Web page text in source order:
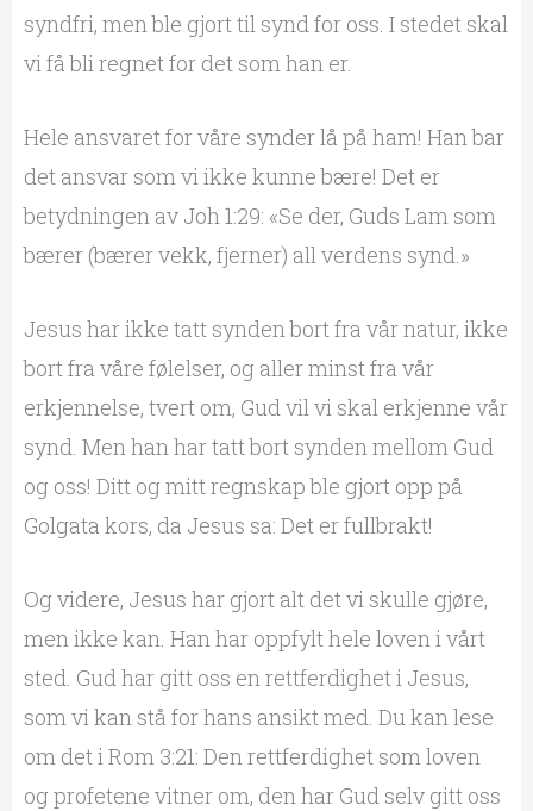
syndfri, men ble gjort til synd for oss. I stedet skal
vi få bli regnet for det som han er.
Hele ansvaret for våre synder lå på ham! Han bar
det ansvar som vi ikke kunne bære! Det er
betydningen av Joh 1:29: «Se der, Guds Lam som
bærer (bærer vekk, fjerner) all verdens synd.»
Jesus har ikke tatt synden bort fra vår natur, ikke
bort fra våre følelser, og aller minst fra vår
erkjennelse, tvert om, Gud vil vi skal erkjenne vår
synd. Men han har tatt bort synden mellom Gud
og oss! Ditt og mitt regnskap ble gjort opp på
Golgata kors, da Jesus sa: Det er fullbrakt!
Og videre, Jesus har gjort alt det vi skulle gjøre,
men ikke kan. Han har oppfylt hele loven i vårt
sted. Gud har gitt oss en rettferdighet i Jesus,
som vi kan stå for hans ansikt med. Du kan lese
om det i Rom 3:21: Den rettferdighet som loven
og profetene vitner om, den har Gud selv gitt oss